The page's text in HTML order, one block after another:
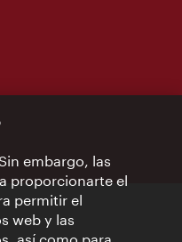
embargo, las
proporcionarte el
permitir el
web y las